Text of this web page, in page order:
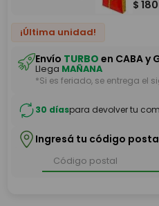
$
¡Última unidad!
Envío TURBO en CABA y
Llega MAÑANA
*Si es feriado, se entrega el
30 díaspara devolver tu
Ingresá tu código